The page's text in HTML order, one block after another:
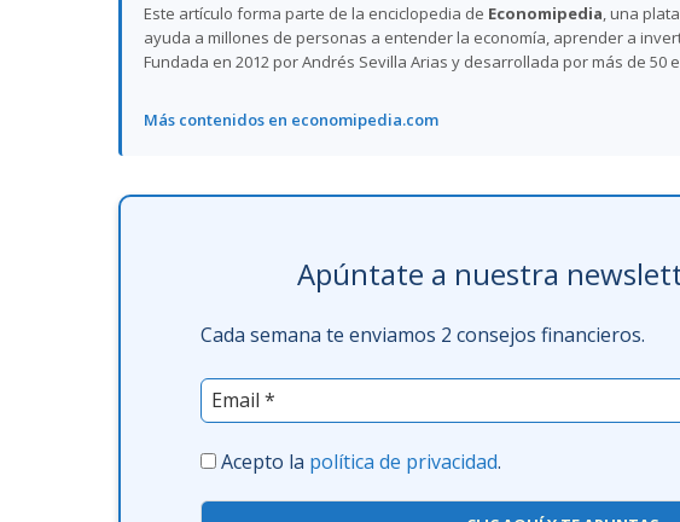
Este artículo forma parte de la enciclopedia de Economipedia , una
ayuda a millones de personas a entender la economía, aprender a
Fundada en 2012 por Andrés Sevilla Arias y desarrollada por más de 50
Más contenidos en economipedia.com
Apúntate a nuestra
Cada semana te enviamos 2 consejos financieros.
Acepto la política de privacidad.